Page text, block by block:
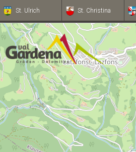
St. Ulrich St. Christina